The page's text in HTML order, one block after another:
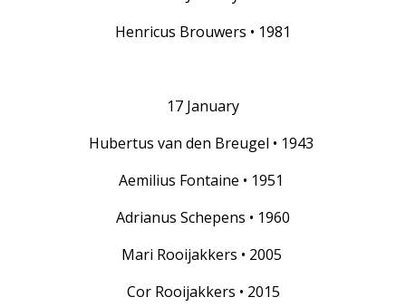
Henricus Brouwers • 1981
17 January
Hubertus van den Breugel • 1943
Aemilius Fontaine • 1951
Adrianus Schepens • 1960
Mari Rooijakkers • 2005
Cor Rooijakkers • 2015